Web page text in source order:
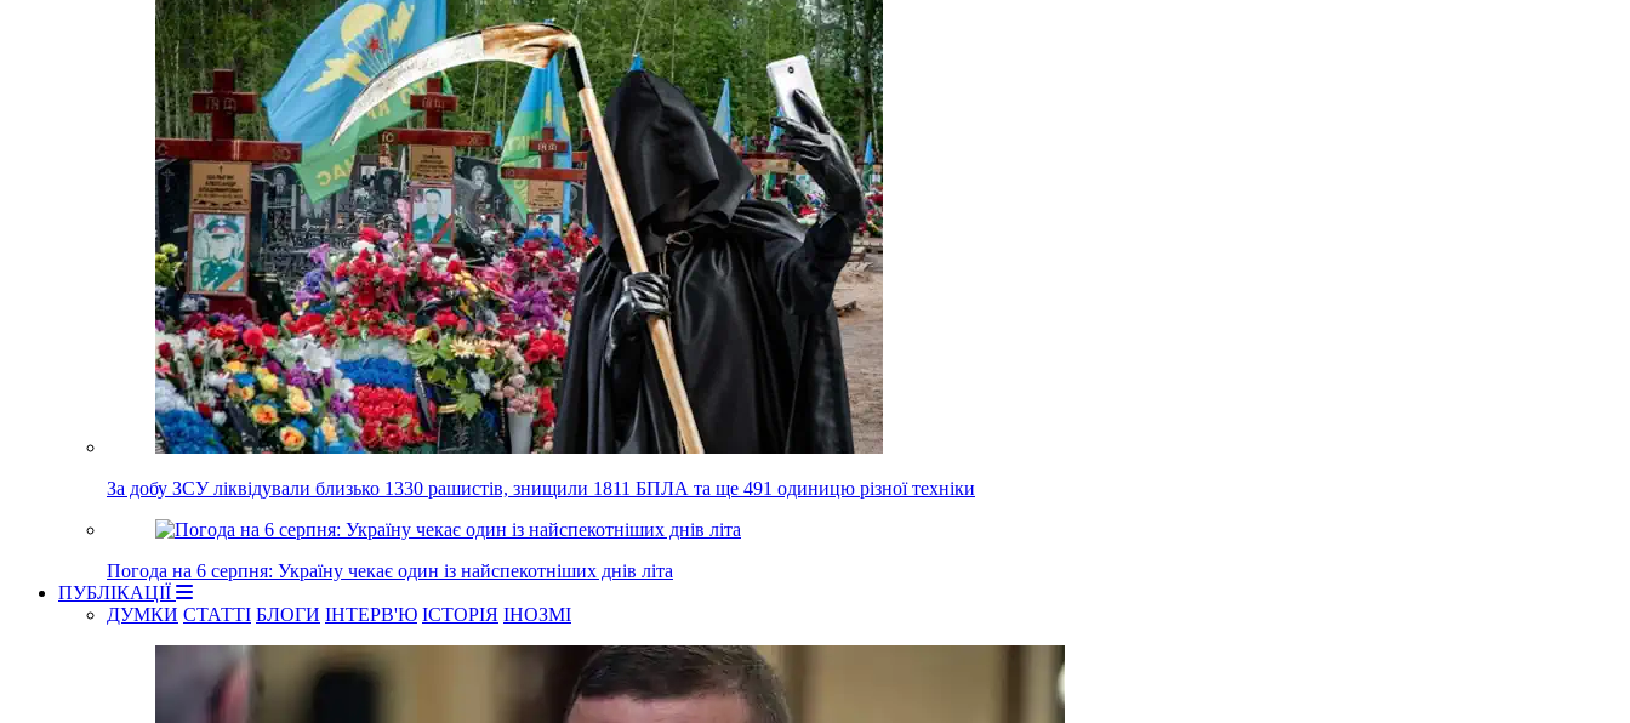
За добу ЗСУ ліквідували близько 1330 рашистів, знищили 1811 БПЛА та ще 491 одиницю різної техніки
Погода на 6 серпня: Україну чекає один із найспекотніших днів літа
ПУБЛІКАЦІЇ
ДУМКИ СТАТТІ БЛОГИ ІНТЕРВ'Ю ІСТОРІЯ ІНОЗМІ